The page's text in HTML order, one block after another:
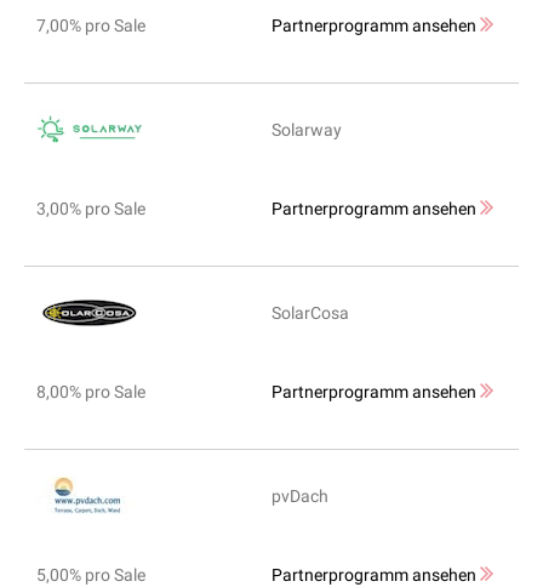
7,00% pro Sale Partnerprogramm ansehen
Solarway
3,00% pro Sale Partnerprogramm ansehen
SolarCosa
8,00% pro Sale Partnerprogramm ansehen
pvDach
5,00% pro Sale Partnerprogramm ansehen